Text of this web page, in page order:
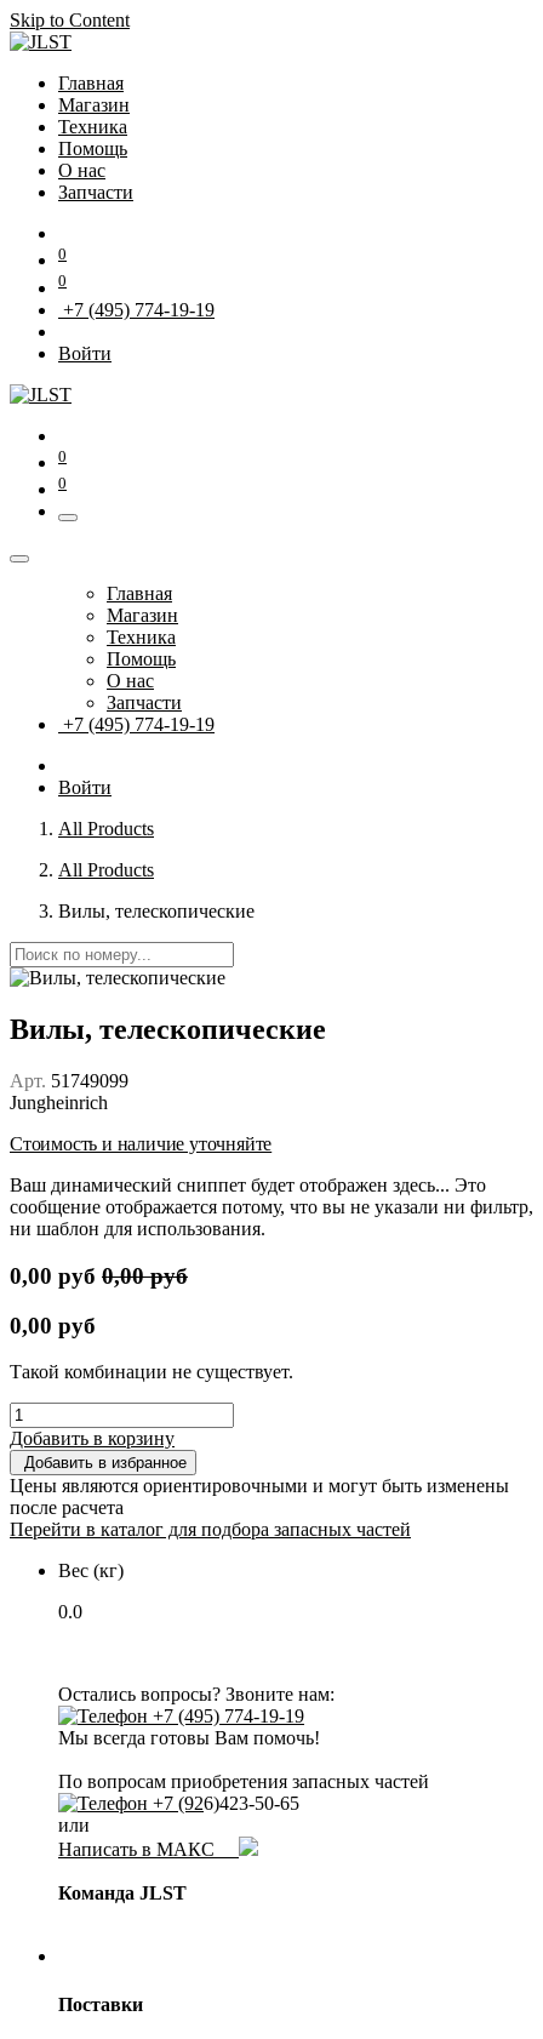
Skip to Content
Главная
Магазин
Техника
Помощь
О нас
Запчасти
0
0
+7 (495) 774-19-19
Войти
0
0
Главная
Магазин
Техника
Помощь
О нас
Запчасти
+7 (495) 774-19-19
Войти
All Products
All Products
Вилы, телескопические
Вилы, телескопические
Арт. 51749099
Jungheinrich
Стоимость и наличие уточняйте
Ваш динамический сниппет будет отображен здесь... Это
сообщение отображается потому, что вы не указали ни фильтр,
ни шаблон для использования.
0,00 руб 0,00руб
0,00 руб
Такой комбинации не существует.
Добавить в корзину
Добавить в избранное
Цены являются ориентировочными и могут быть изменены
после расчета
Перейти в каталог для подбора запасных частей
Вес (кг)
0.0
Остались вопросы? Звоните нам:
+7 (495) 774-19-19
Мы всегда готовы Вам помочь!
По вопросам приобретения запасных частей
+7 (926)423-50-65
или
Написать в МАКС
Команда JLST
Поставки